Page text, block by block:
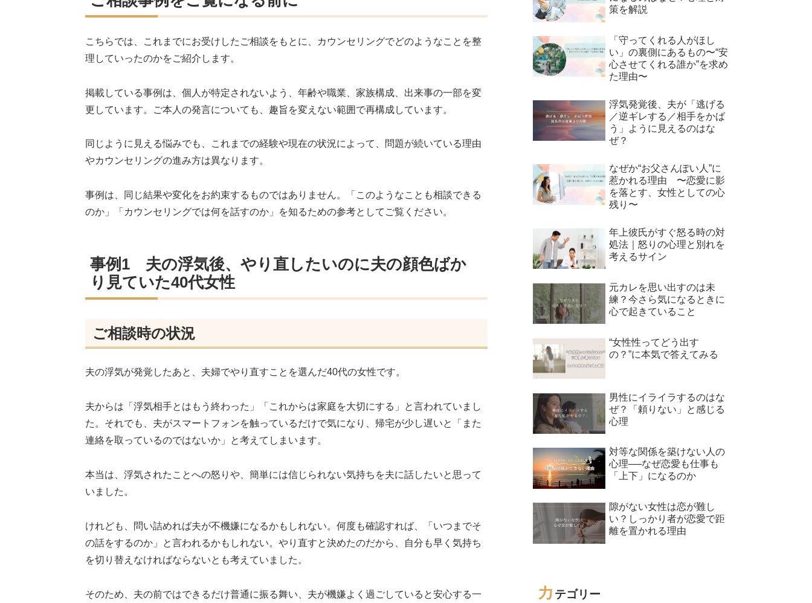
こちらでは、これまでにお受けしたご相談をもとに、カウンセリングでどのようなことを整
理していったのかをご紹介します。
掲載している事例は、個人が特定されないよう、年齢や職業、家族構成、出来事の一部を変
更しています。ご本人の発言についても、趣旨を変えない範囲で再構成しています。
同じように見える悩みでも、これまでの経験や現在の状況によって、問題が続いている理由
やカウンセリングの進み方は異なります。
事例は、同じ結果や変化をお約束するものではありません。「このようなことも相談できる
のか」「カウンセリングでは何を話すのか」を知るための参考としてご覧ください。
事例1 夫の浮気後、やり直したいのに夫の顔色ばか
り見ていた40代女性
ご相談時の状況
夫の浮気が発覚したあと、夫婦でやり直すことを選んだ40代の女性です。
夫からは「浮気相手とはもう終わった」「これからは家庭を大切にする」と言われていまし
た。それでも、夫がスマートフォンを触っているだけで気になり、帰宅が少し遅いと「また
連絡を取っているのではないか」と考えてしまいます。
本当は、浮気されたことへの怒りや、簡単には信じられない気持ちを夫に話したいと思って
いました。
けれども、問い詰めれば夫が不機嫌になるかもしれない。何度も確認すれば、「いつまでそ
の話をするのか」と言われるかもしれない。やり直すと決めたのだから、自分も早く気持ち
を切り替えなければならないとも考えていました。
そのため、夫の前ではできるだけ普通に振る舞い、夫が機嫌よく過ごしていると安心する一
策を解説
「守ってくれる人がほし
い」の裏側にあるもの〜“安
心させてくれる誰か”を求め
た理由〜
浮気発覚後、夫が「逃げる
／逆ギレする／相手をかば
う」ように見えるのはな
ぜ？
なぜか“お父さんぽい人”に
惹かれる理由 〜恋愛に影
を落とす、女性としての心
残り〜
年上彼氏がすぐ怒る時の対
処法｜怒りの心理と別れを
考えるサイン
元カレを思い出すのは未
練？今さら気になるときに
心で起きていること
“女性性ってどう出す
の？”に本気で答えてみる
男性にイライラするのはな
ぜ？「頼りない」と感じる
心理
対等な関係を築けない人の
心理──なぜ恋愛も仕事も
「上下」になるのか
隙がない女性は恋が難し
い？しっかり者が恋愛で距
離を置かれる理由
カ テゴリー